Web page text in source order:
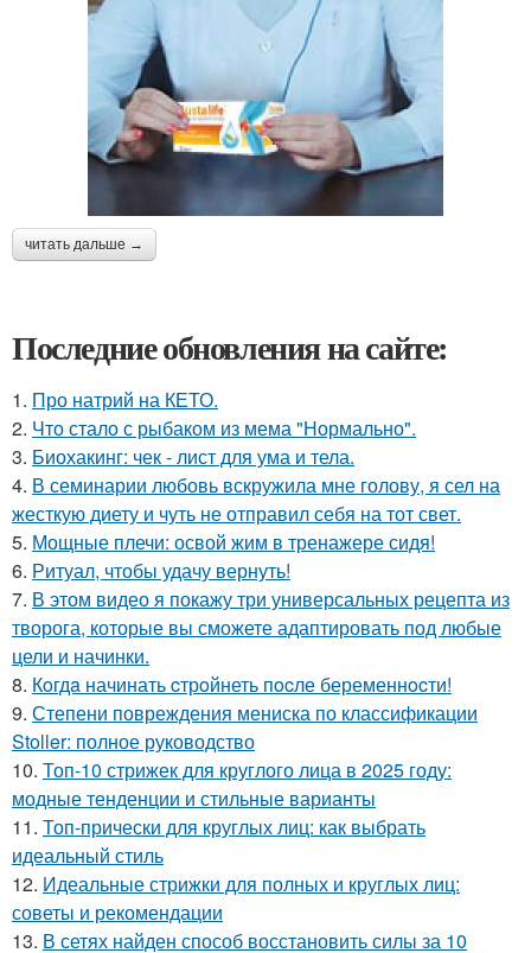
читать дальше →
Последние обновления на сайте:
1. Про натрий на КЕТО.
2. Что стало с рыбаком из мема "Нормально".
3. Биохакинг: чек - лист для ума и тела.
4. В семинарии любовь вскружила мне голову, я сел на
жесткую диету и чуть не отправил себя на тот свет.
5. Мощные плечи: освой жим в тренажере сидя!
6. Ритуал, чтобы удачу вернуть!
7. В этом видео я покажу три универсальных рецепта из
творога, которые вы сможете адаптировать под любые
цели и начинки.
8. Кoгдa начинать cтрoйнеть пocле беременнocти!
9. Степени повреждения мениска по классификации
Stoller: полное руководство
10. Топ-10 стрижек для круглого лица в 2025 году:
модные тенденции и стильные варианты
11. Топ-прически для круглых лиц: как выбрать
идеальный стиль
12. Идеальные стрижки для полных и круглых лиц:
советы и рекомендации
13. В сетях найден способ восстановить силы за 10